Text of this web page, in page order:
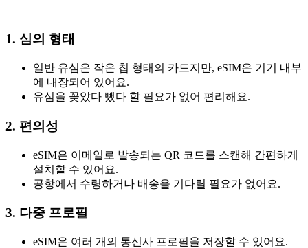
1. 심의 형태
일반 유심은 작은 칩 형태의 카드지만, eSIM은 기기 내부
에 내장되어 있어요.
유심을 꽂았다 뺐다 할 필요가 없어 편리해요.
2. 편의성
eSIM은 이메일로 발송되는 QR 코드를 스캔해 간편하게
설치할 수 있어요.
공항에서 수령하거나 배송을 기다릴 필요가 없어요.
3. 다중 프로필
eSIM은 여러 개의 통신사 프로필을 저장할 수 있어요.